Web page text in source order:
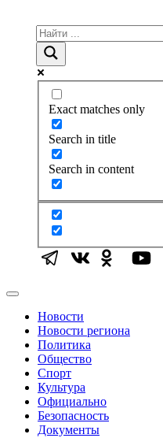
Exact matches only
Search in title
Search in content
Новости
Новости региона
Политика
Общество
Спорт
Культура
Официально
Безопасность
Документы